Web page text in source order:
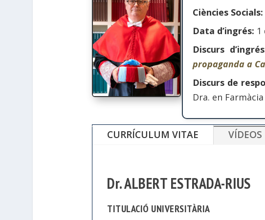
Ciències Socials:
Data d’ingrés: 1
Discurs
propaganda a
Discurs de
Dra. en Farmàcia
CURRÍCULUM VITAE VÍDEOS
Dr. ALBERT ESTRADA-RIUS
TITULACIÓ UNIVERSITÀRIA